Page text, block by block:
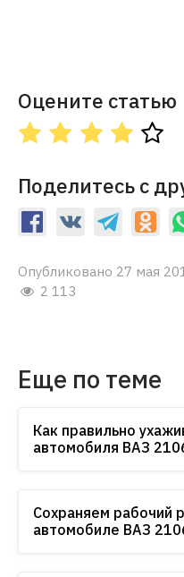
Оцените статью
Поделитесь с
Опубликовано 27 мая
2 113
Еще по теме
Как правильно
автомобиля ВАЗ
Сохраняем рабочий
автомобиле ВАЗ